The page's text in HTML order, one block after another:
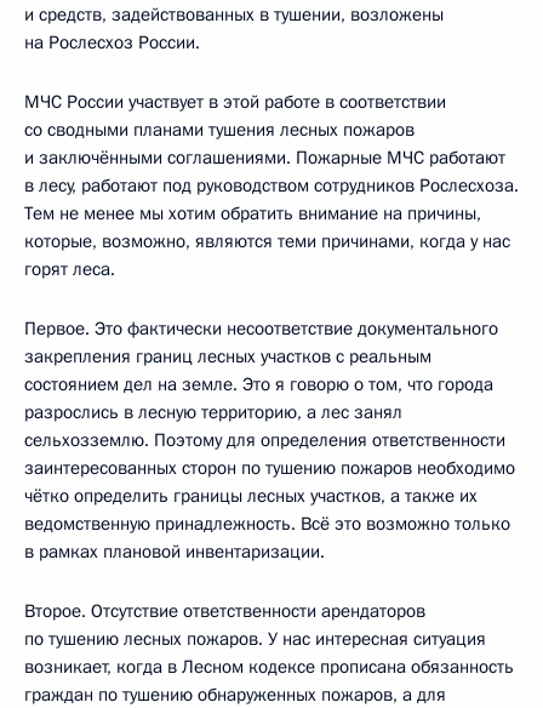
и средств, задействованных в тушении, возложены
на Рослесхоз России.
МЧС России участвует в этой работе в соответствии
со сводными планами тушения лесных пожаров
и заключёнными соглашениями. Пожарные МЧС работают
в лесу, работают под руководством сотрудников Рослесхоза.
Тем не менее мы хотим обратить внимание на причины,
которые, возможно, являются теми причинами, когда у нас
горят леса.
Первое. Это фактически несоответствие документального
закрепления границ лесных участков с реальным
состоянием дел на земле. Это я говорю о том, что города
разрослись в лесную территорию, а лес занял
сельхозземлю. Поэтому для определения ответственности
заинтересованных сторон по тушению пожаров необходимо
чётко определить границы лесных участков, а также их
ведомственную принадлежность. Всё это возможно только
в рамках плановой инвентаризации.
Второе. Отсутствие ответственности арендаторов
по тушению лесных пожаров. У нас интересная ситуация
возникает, когда в Лесном кодексе прописана обязанность
граждан по тушению обнаруженных пожаров, а для